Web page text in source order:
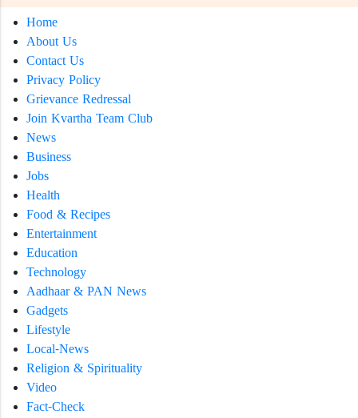
Home
About Us
Contact Us
Privacy Policy
Grievance Redressal
Join Kvartha Team Club
News
Business
Jobs
Health
Food & Recipes
Entertainment
Education
Technology
Aadhaar & PAN News
Gadgets
Lifestyle
Local-News
Religion & Spirituality
Video
Fact-Check